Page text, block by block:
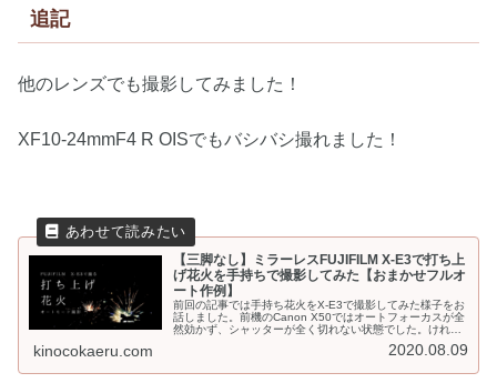
追記
他のレンズでも撮影してみました！
XF10-24mmF4 R OISでもバシバシ撮れました！
【三脚なし】ミラーレスFUJIFILM X-E3で打ち上
げ花火を手持ちで撮影してみた【おまかせフルオ
ート作例】
前回の記事では手持ち花火をX-E3で撮影してみた様子をお
話しました。前機のCanon X50ではオートフォーカスが全
然効かず、シャッターが全く切れない状態でした。けれ
kinocokaeru.com 2020.08.09